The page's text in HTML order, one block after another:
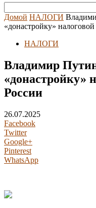
Домой НАЛОГИ
«донастройку»
НАЛОГИ
Владимир
«донастройку»
России
26.07.2025
Facebook
Twitter
Google+
Pinterest
WhatsApp